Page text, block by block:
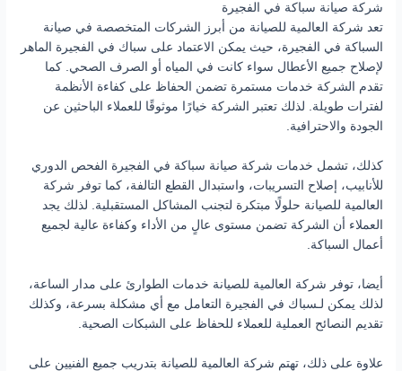
شركة صيانة سباكة في الفجيرة
تعد شركة العالمية للصيانة من أبرز الشركات المتخصصة في صيانة
السباكة في الفجيرة، حيث يمكن الاعتماد على سباك في الفجيرة الماهر
لإصلاح جميع الأعطال سواء كانت في المياه أو الصرف الصحي. كما
تقدم الشركة خدمات مستمرة تضمن الحفاظ على كفاءة الأنظمة
لفترات طويلة. لذلك تعتبر الشركة خيارًا موثوقًا للعملاء الباحثين عن
الجودة والاحترافية.
كذلك، تشمل خدمات شركة صيانة سباكة في الفجيرة الفحص الدوري
للأنابيب، إصلاح التسريبات، واستبدال القطع التالفة، كما توفر شركة
العالمية للصيانة حلولًا مبتكرة لتجنب المشاكل المستقبلية. لذلك يجد
العملاء أن الشركة تضمن مستوى عالٍ من الأداء وكفاءة عالية لجميع
أعمال السباكة.
أيضا، توفر شركة العالمية للصيانة خدمات الطوارئ على مدار الساعة،
لذلك يمكن لـسباك في الفجيرة التعامل مع أي مشكلة بسرعة، وكذلك
تقديم النصائح العملية للعملاء للحفاظ على الشبكات الصحية.
علاوة على ذلك، تهتم شركة العالمية للصيانة بتدريب جميع الفنيين على